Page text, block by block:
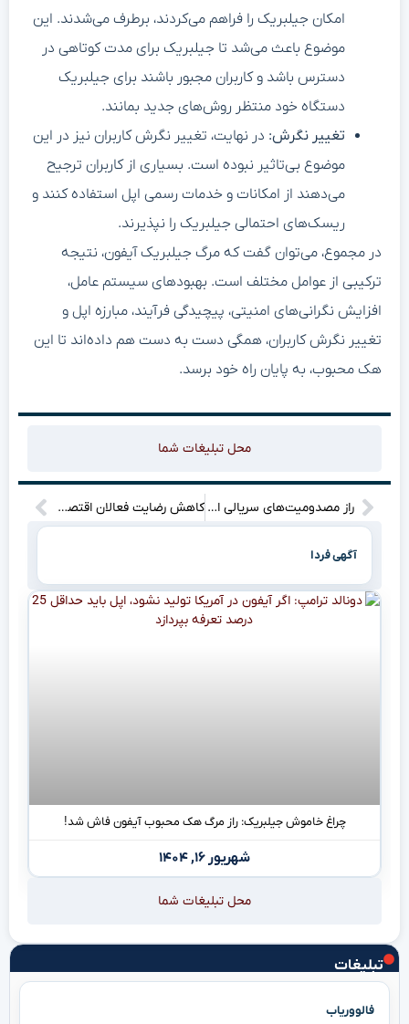
تبلیغات
فالووریاب
امکان جیلبریک را فراهم می‌کردند، برطرف می‌شدند. این
موضوع باعث می‌شد تا جیلبریک برای مدت کوتاهی در
دسترس باشد و کاربران مجبور باشند برای جیلبریک
دستگاه خود منتظر روش‌های جدید بمانند.
تغییر نگرش: در نهایت، تغییر نگرش کاربران نیز در این
موضوع بی‌تاثیر نبوده است. بسیاری از کاربران ترجیح
می‌دهند از امکانات و خدمات رسمی اپل استفاده کنند و
ریسک‌های احتمالی جیلبریک را نپذیرند.
در مجموع، می‌توان گفت که مرگ جیلبریک آیفون، نتیجه
ترکیبی از عوامل مختلف است. بهبودهای سیستم عامل،
افزایش نگرانی‌های امنیتی، پیچیدگی فرآیند، مبارزه اپل و
تغییر نگرش کاربران، همگی دست به دست هم داده‌اند تا این
هک محبوب، به پایان راه خود برسد.
محل تبلیغات شما
راز مصدومیت‌های سریالی ازبکستان فاش شد: آیا ایران تنها قربانی است؟!” کاهش رضایت فعالان اقتصادی از دستگاه‌های اجرایی: بانک مرکزی و شهرداری‌ها در قعر جدول عملکرد
آگهی فردا
چراغ خاموش جیلبریک: راز مرگ هک محبوب آیفون فاش شد!
شهریور ۱۶, ۱۴۰۴
محل تبلیغات شما